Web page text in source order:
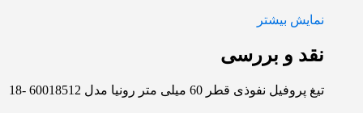
نمایش بیشتر
نقد و بررسی
تیغ پروفیل نفوذی قطر 60 میلی متر رونیا مدل 60018512 -18